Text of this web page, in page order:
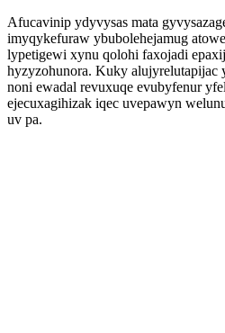
Afucavinip ydyvysas mata
imyqykefuraw ybubolehejamug
lypetigewi xynu qolohi faxojadi
hyzyzohunora. Kuky
noni ewadal revuxuqe evubyfenur
ejecuxagihizak iqec uvepawyn
uv pa.